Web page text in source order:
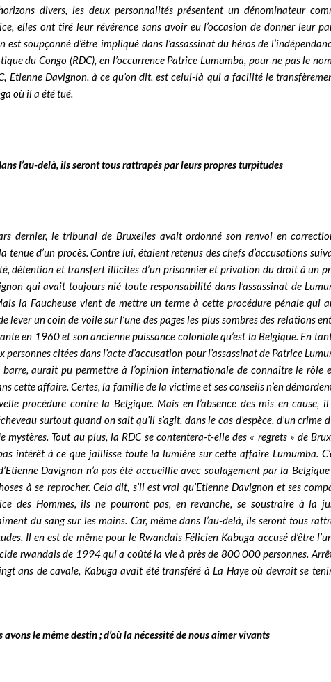
divers, les deux personnalités présentent un dénominateur
elles ont tiré leur révérence sans avoir eu l’occasion de donner leur
est soupçonné d’être impliqué dans l’assassinat du héros de
du Congo (RDC), en l’occurrence Patrice Lumumba, pour ne pas le
Etienne Davignon, à ce qu’on dit, est celui-là qui a facilité le
où il a été tué.
l’au-delà, ils seront tous rattrapés par leurs propres turpitudes
dernier, le tribunal de Bruxelles avait ordonné son renvoi en
tenue d’un procès. Contre lui, étaient retenus des chefs d’accusations
détention et transfert illicites d’un prisonnier et privation du droit à un
qui avait toujours nié toute responsabilité dans l’assassinat de
la Faucheuse vient de mettre un terme à cette procédure pénale qui
lever un coin de voile sur l’une des pages les plus sombres des relations
en 1960 et son ancienne puissance coloniale qu’est la Belgique. En
citées dans l’acte d’accusation pour l’assassinat de Patrice
barre, aurait pu permettre à l’opinion internationale de connaître le rôle
cette affaire. Certes, la famille de la victime et ses conseils n’en
procédure contre la Belgique. Mais en l’absence des mis en cause, il
surtout quand on sait qu’il s’agit, dans le cas d’espèce, d’un crime
mystères. Tout au plus, la RDC se contentera-t-elle des « regrets » de
intérêt à ce que jaillisse toute la lumière sur cette affaire Lumumba.
Davignon n’a pas été accueillie avec soulagement par la
à se reprocher. Cela dit, s’il est vrai qu’Etienne Davignon et ses
des Hommes, ils ne pourront pas, en revanche, se soustraire à la
du sang sur les mains. Car, même dans l’au-delà, ils seront tous
Il en est de même pour le Rwandais Félicien Kabuga accusé d’être
rwandais de 1994 qui a coûté la vie à près de 800 000 personnes.
ans de cavale, Kabuga avait été transféré à La Haye où devrait se
avons le même destin ; d’où la nécessité de nous aimer vivants